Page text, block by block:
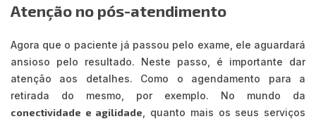
Atenção no pós-atendimento
Agora que o paciente já passou pelo exame, ele aguardará
ansioso pelo resultado. Neste passo, é importante dar
atenção aos detalhes. Como o agendamento para a
retirada do mesmo, por exemplo. No mundo da
conectividade e agilidade , quanto mais os seus serviços